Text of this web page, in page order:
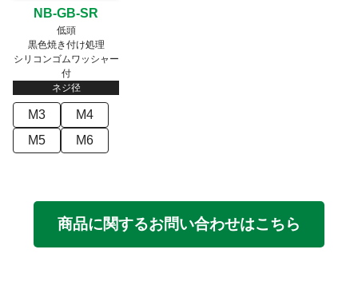
NB-GB-SR
低頭
黒色焼き付け処理
シリコンゴムワッシャー
付
ネジ径
M3
M4
M5
M6
商品に関するお問い合わせはこちら